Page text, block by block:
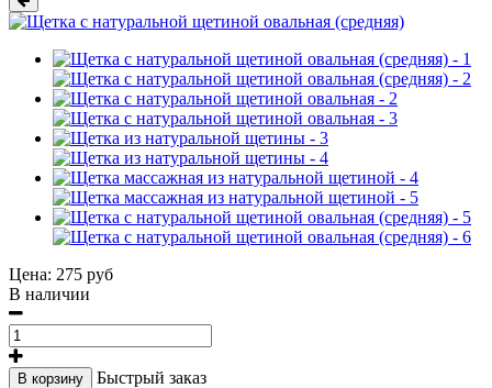
Цена: 275 руб
В наличии
В корзину
Быстрый заказ